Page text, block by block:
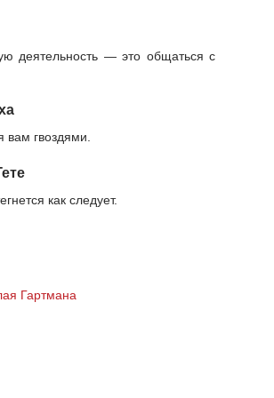
деятельность — это общаться с
вам гвоздями.
как следует.
Гартмана